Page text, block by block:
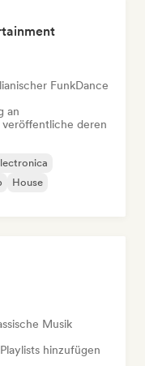
FunkDance
an
deren
House
Musik
hinzufügen